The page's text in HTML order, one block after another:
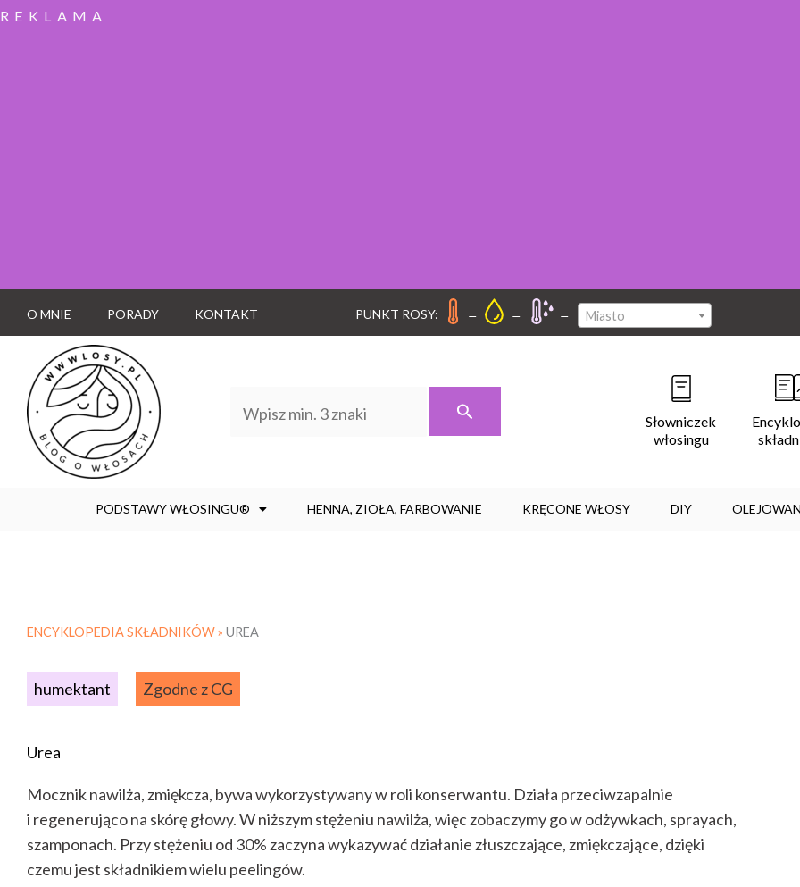
REKLAMA
O MNIE PORADY KONTAKT PUNKT ROSY: – – – Miasto
Słowniczek
włosingu
PODSTAWY WŁOSINGU® HENNA, ZIOŁA, FARBOWANIE KRĘCONE WŁOSY DIY
ENCYKLOPEDIA SKŁADNIKÓW » UREA
humektant Zgodne z CG
Urea
Mocznik nawilża, zmiękcza, bywa wykorzystywany w roli konserwantu. Działa przeciwzapalnie
i regenerująco na skórę głowy. W niższym stężeniu nawilża, więc zobaczymy go w odżywkach, sprayach,
szamponach. Przy stężeniu od 30% zaczyna wykazywać działanie złuszczające, zmiękczające, dzięki
czemu jest składnikiem wielu peelingów.